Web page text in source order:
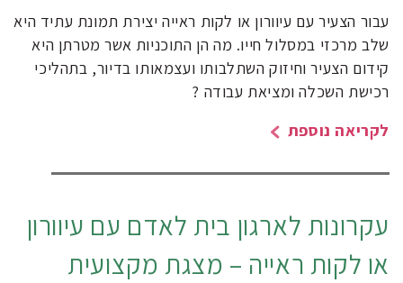
עבור הצעיר עם עיוורון או לקות ראייה יצירת תמונת עתיד היא
שלב מרכזי במסלול חייו. מה הן התוכניות אשר מטרתן היא
קידום הצעיר וחיזוק השתלבותו ועצמאותו בדיור, בתהליכי
רכישת השכלה ומציאת עבודה ?
לקריאה נוספת
עקרונות לארגון בית לאדם עם עיוורון
או לקות ראייה – מצגת מקצועית